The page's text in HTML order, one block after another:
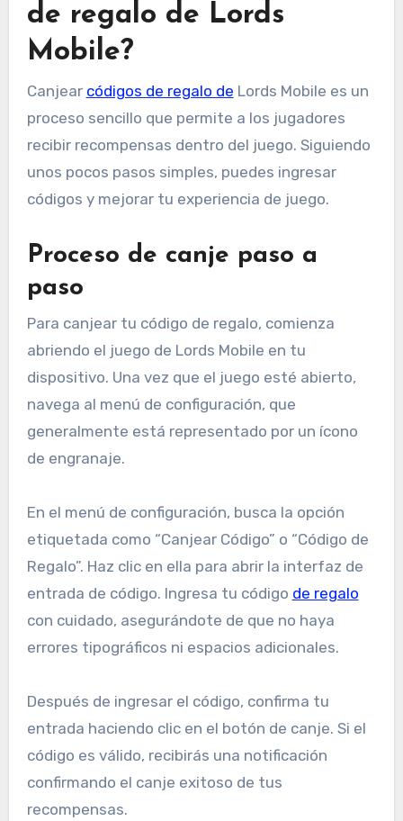
de regalo de Lords
Mobile?
Canjear códigos de regalo de Lords Mobile es un
proceso sencillo que permite a los jugadores
recibir recompensas dentro del juego. Siguiendo
unos pocos pasos simples, puedes ingresar
códigos y mejorar tu experiencia de juego.
Proceso de canje paso a
paso
Para canjear tu código de regalo, comienza
abriendo el juego de Lords Mobile en tu
dispositivo. Una vez que el juego esté abierto,
navega al menú de configuración, que
generalmente está representado por un ícono
de engranaje.
En el menú de configuración, busca la opción
etiquetada como “Canjear Código” o “Código de
Regalo”. Haz clic en ella para abrir la interfaz de
entrada de código. Ingresa tu código de regalo
con cuidado, asegurándote de que no haya
errores tipográficos ni espacios adicionales.
Después de ingresar el código, confirma tu
entrada haciendo clic en el botón de canje. Si el
código es válido, recibirás una notificación
confirmando el canje exitoso de tus
recompensas.